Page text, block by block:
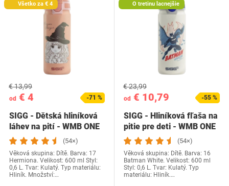
Všetko za € 4
od € 4
€ 13,99
-71 %
SIGG - Dětská hliníková
láhev na pití - WMB ONE
Hermione -…
(54×)
Věková skupina: Dítě. Barva: 17
Hermiona. Velikost: 600 ml Styl:
0,6 L. Tvar: Kulatý. Typ materiálu:
Hliník. Množství:…
O tretinu lacnejšie
od € 10,79
€ 23,99
-55 %
SIGG - Hliníková fľaša na
pitie pre deti - WMB ONE
Batman…
(54×)
Věková skupina: Dítě. Barva: 16
Batman White. Velikost: 600 ml
Styl: 0,6 L. Tvar: Kulatý. Typ
materiálu: Hliník.…